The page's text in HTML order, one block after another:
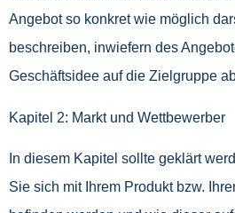
Angebot so konkret wie möglich
beschreiben, inwiefern des
Geschäftsidee auf die Zielgruppe
Kapitel 2: Markt und Wettbewerber
In diesem Kapitel sollte geklärt
Sie sich mit Ihrem Produkt bzw.